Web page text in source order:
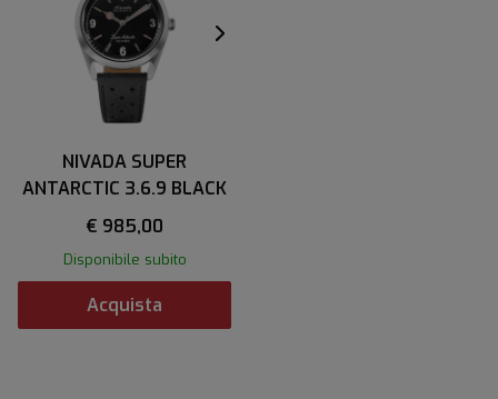
NIVADA SUPER
ANTARCTIC 3.6.9 BLACK
€ 985,00
Disponibile subito
Acquista